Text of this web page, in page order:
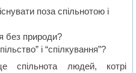
поза спільнотою і
без природи?
і “спілкування”?
спільнота людей, котрі